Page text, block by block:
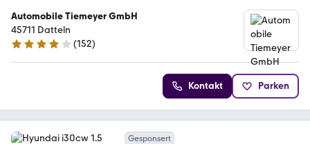
Automobile Tiemeyer GmbH
45711 Datteln
3.8 Sterne
(152)
Kontakt Parken
Gesponsert